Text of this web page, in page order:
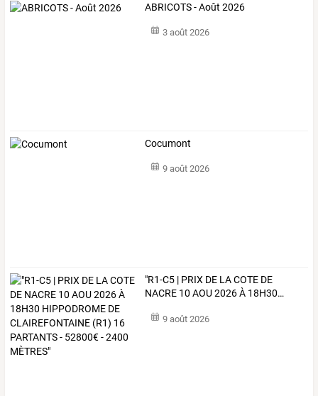
ABRICOTS - Août 2026
3 août 2026
Cocumont
9 août 2026
"R1-C5 | PRIX DE LACOTE DE
NACRE 10 AOU2026À 18H30…
9 août 2026